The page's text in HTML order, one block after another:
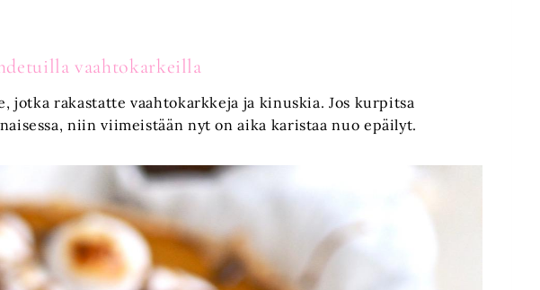
vaahtokarkeilla
jotka rakastatte vaahtokarkkeja ja kinuskia. Jos kurpitsa
niin viimeistään nyt on aika karistaa nuo epäilyt.